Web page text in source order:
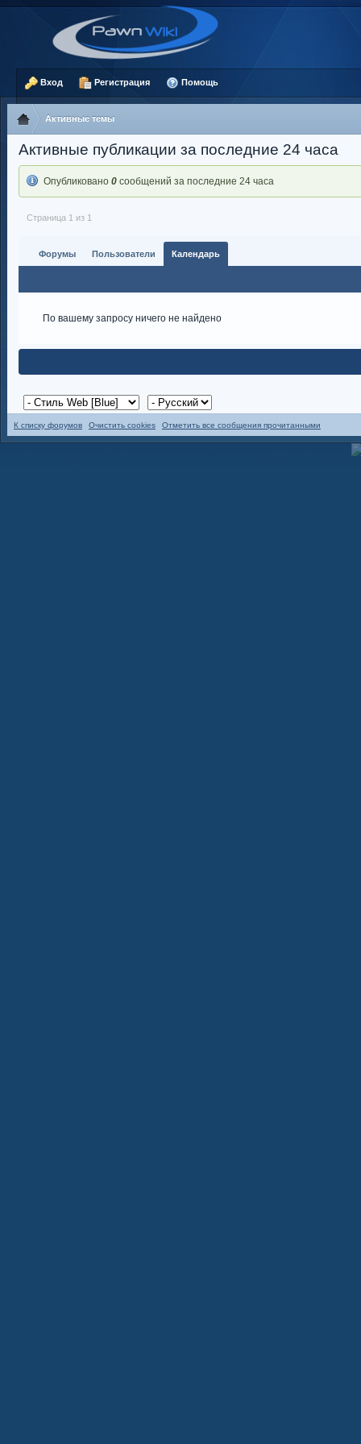
Вход Регистрация Помощь
Активные темы
Активные публикации за последние 24 часа
Опубликовано 0 сообщений за последние 24 часа
Страница 1 из 1
Форумы Пользователи Календарь
По вашему запросу ничего не найдено
К списку форумов Очистить cookies Отметить все сообщения прочитанными